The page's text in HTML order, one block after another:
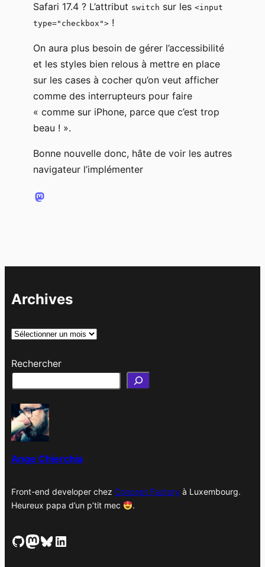
Safari 17.4 ? L’attribut switch sur les <input
type="checkbox"> !
On aura plus besoin de gérer l’accessibilité
et les styles bien relous à mettre en place
sur les cases à cocher qu’on veut afficher
comme des interrupteurs pour faire
« comme sur iPhone, parce que c’est trop
beau ! ».
Bonne nouvelle donc, hâte de voir les autres
navigateur l’implémenter
Archives
A
c
e
s
Rechercher
Ange Chierchia
Front-end developer chez Concept Factoryà Luxembourg.
Heureux papa d’un p’tit mec
.
GitHub Mastodon Bluesky LinkedIn